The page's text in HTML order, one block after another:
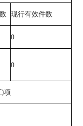
现行有效件数
0
0
)项